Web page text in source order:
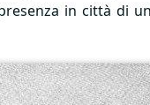
in città di